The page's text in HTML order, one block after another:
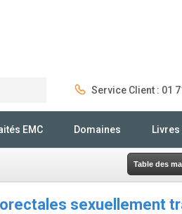
Service Client : 01
EMC Domaines Livres
Table des
sexuellement